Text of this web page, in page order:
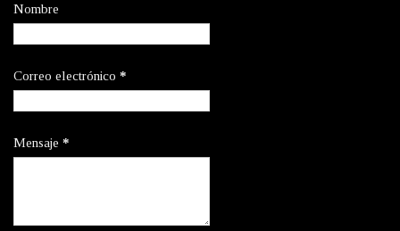
Nombre
Correo electrónico *
Mensaje *